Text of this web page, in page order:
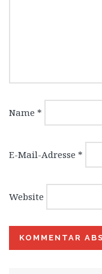
Name *
E-Mail-Adresse *
Website